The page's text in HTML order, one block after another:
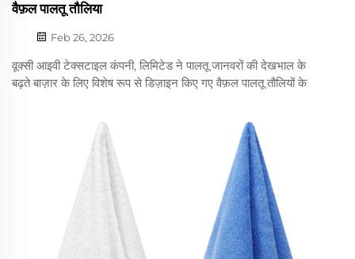
वैफ़ल पालतू तौलिया
Feb 26, 2026
वूक्सी आइवी टेक्सटाइल कंपनी, लिमिटेड ने पालतू जानवरों की देखभाल के
बढ़ते बाज़ार के लिए विशेष रूप से डिज़ाइन किए गए वैफ़ल पालतू तौलियों के
आवश्यकताओं के अनुसार उत्पादों के डिज़ाइन, रंग, आकार और लोगो के साथ-
साथ अन्य विशेषताओं को अनुकूलित करने की सुविधा प्रदान करते हैं...